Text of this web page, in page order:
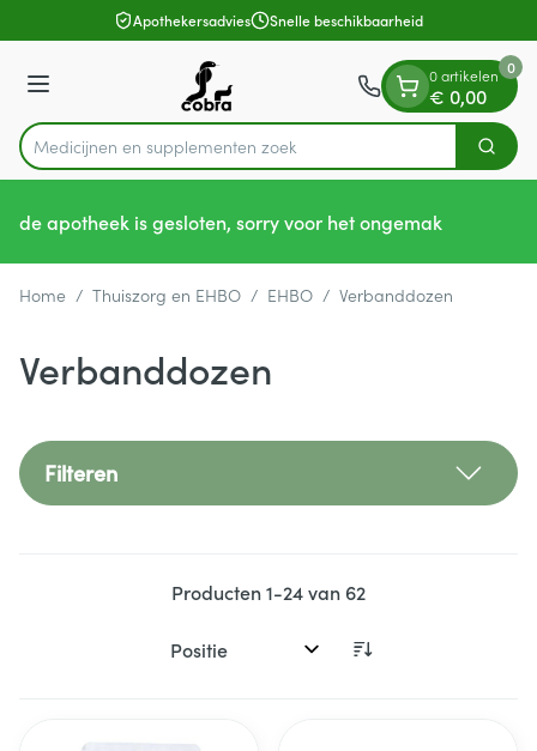
Ga naar de inhoudApothekersadvies Snelle beschikbaarheid
Menu
Product, merk, categorie...
Medicijnen en Zoek
0 artikelen
€ 0,00
0
de apotheek is gesloten, sorry voor het ongemak
Home / Thuiszorg en EHBO / EHBO / Verbanddozen
Verbanddozen
Filteren
Producten1-24van 62
Sorteer op: